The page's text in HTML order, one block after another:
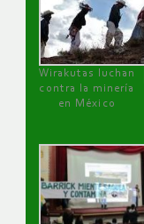
Wirakutas luchan
contra la minería
en México